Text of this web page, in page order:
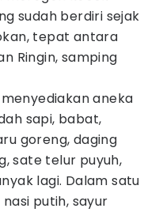
sudah berdiri sejak
tepat antara
Ringin, samping
menyediakan aneka
sapi, babat,
goreng, daging
sate telur puyuh,
lagi. Dalam satu
putih, sayur